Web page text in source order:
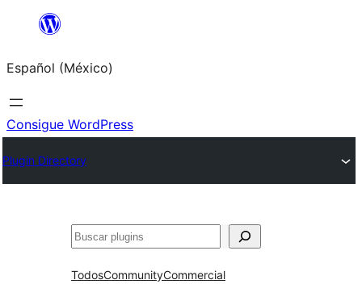
Saltar
contenido
Español (México)
Consigue WordPress
Plugin Directory
Buscar
TodosCommunityCommercial